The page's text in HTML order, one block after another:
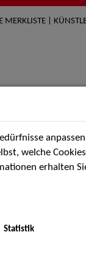
MERKLISTE |
uns
welche
erhalten
Statistik